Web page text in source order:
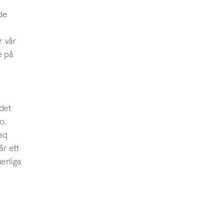
vår
på
ett